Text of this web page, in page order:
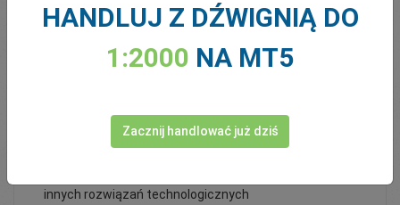
Zasil konto
Alphabet Inc. to jedna z największych i najbardziej
innych rozwiązań technologicznych
HANDLUJ Z DŹWIGNIĄ DO
1:2000 NA MT5
Zacznij handlować już dziś